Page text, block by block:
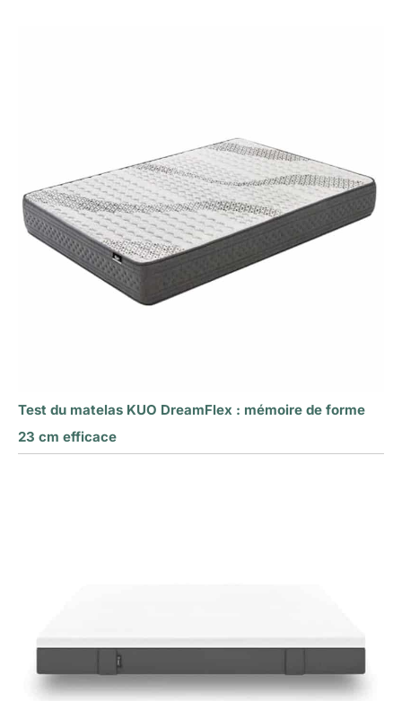
Test du matelas KUO DreamFlex : mémoire de forme
23 cm efficace